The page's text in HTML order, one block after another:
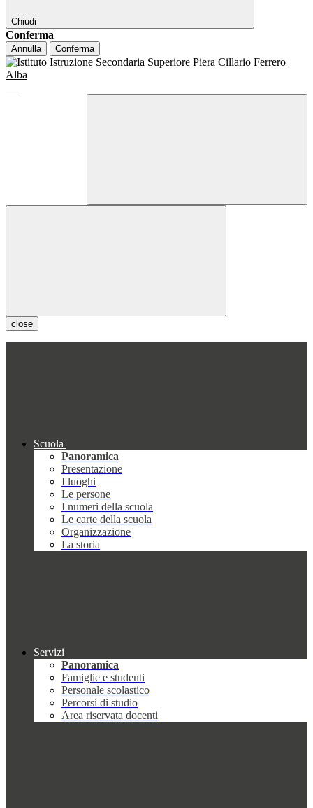
Chiudi
Conferma
Annulla Conferma
close
Scuola
Panoramica
Presentazione
I luoghi
Le persone
I numeri della scuola
Le carte della scuola
Organizzazione
La storia
Servizi
Panoramica
Famiglie e studenti
Personale scolastico
Percorsi di studio
Area riservata docenti